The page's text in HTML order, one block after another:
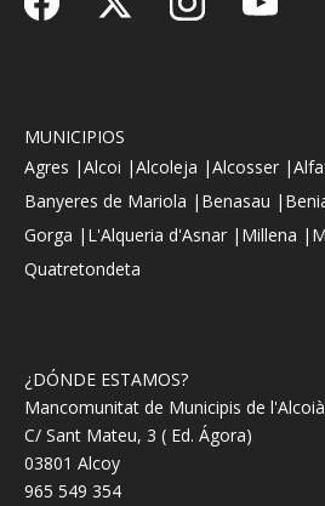
MUNICIPIOS
Agres |Alcoi |Alcoleja |Alcosser |
Banyeres de Mariola | Benasau |
Gorga | L'Alqueria d'Asnar | Millena |
Quatretondeta
¿DÓNDE ESTAMOS?
Mancomunitat de Municipis de
C/ Sant Mateu, 3 ( Ed. Ágora)
03801 Alcoy
965 549 354